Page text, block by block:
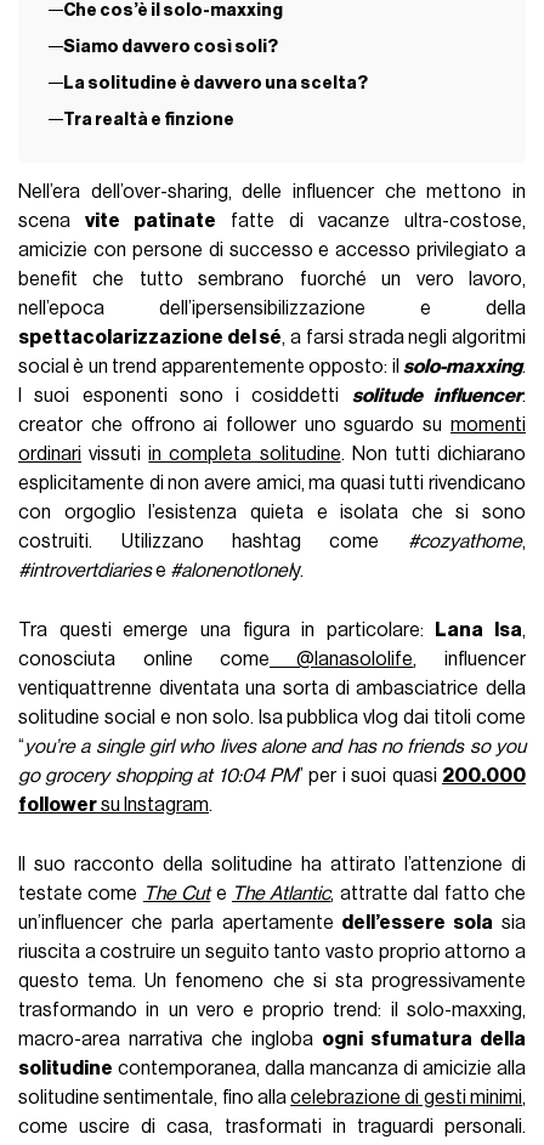
Che cos’è il solo-maxxing
Siamo davvero così soli?
La solitudine è davvero una scelta?
Tra realtà e finzione
Nell’era dell’over-sharing, delle influencer che mettono in
scenavite patinate fatte di vacanze ultra-costose,
amicizie con persone di successo e accesso privilegiato a
benefit che tutto sembrano fuorché un vero lavoro,
nell’epoca dell’ipersensibilizzazione e della
spettacolarizzazione del sé, a farsi strada negli algoritmi
social è un trend apparentemente opposto: il solo-maxxing.
I suoi esponenti sono i cosiddetti solitude influencer:
creator che offrono ai follower uno sguardo su momenti
ordinari vissutiin completa solitudine. Non tutti dichiarano
esplicitamente di non avere amici, ma quasi tutti rivendicano
con orgoglio l’esistenza quieta e isolata che si sono
costruiti. Utilizzano hashtag come #cozyathome,
#introvertdiariese #alonenotlonely.
Tra questi emerge una figura in particolare: Lana Isa,
conosciuta online come @lanasololife, influencer
ventiquattrenne diventata una sorta di ambasciatrice della
solitudine social e non solo. Isa pubblica vlog dai titoli come
“you’re a single girl who lives alone and has no friends so you
go grocery shopping at 10:04 PM” per i suoi quasi 200.000
followersu Instagram.
Il suo racconto della solitudine ha attirato l’attenzione di
testate come The Cute The Atlantic, attratte dal fatto che
un’influencer che parla apertamente dell’essere sola sia
riuscita a costruire un seguito tanto vasto proprio attorno a
questo tema. Un fenomeno che si sta progressivamente
trasformando in un vero e proprio trend: il solo-maxxing,
macro-area narrativa che ingloba ogni sfumatura della
solitudine contemporanea, dalla mancanza di amicizie alla
solitudine sentimentale, fino allacelebrazione di gesti minimi,
come uscire di casa, trasformati in traguardi personali.